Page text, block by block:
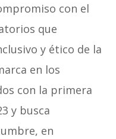
con el
que
y ético de la
en los
con la primera
y busca
en